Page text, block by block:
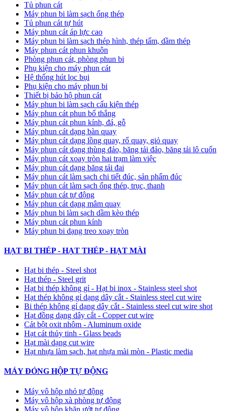
Tủ phun cát
Máy phun bi làm sạch ống thép
Tủ phun cát tự hút
Máy phun cát áp lực cao
Máy phun bi làm sạch thép hình, thép tấm, dầm thép
Máy phun cát phun khuôn
Phòng phun cát, phòng phun bi
Phụ kiện cho máy phun cát
Hệ thống hút lọc bụi
Phụ kiện cho máy phun bi
Thiết bị bảo hộ phun cát
Máy phun bi làm sạch cấu kiện thép
Máy phun cát phun bố thắng
Máy phun cát phun kính, đá, gỗ
Máy phun cát dạng bàn quay
Máy phun cát dạng lồng quay, rổ quay, giỏ quay
Máy phun cát dạng thùng đảo, băng tải đảo, băng tải lô cuốn
Máy phun cát xoay tròn hai trạm làm việc
Máy phun cát dạng băng tải đai
​Máy phun cát làm sạch chi tiết đúc, sản phẩm đúc
Máy phun cát làm sạch ống thép, trục, thanh
Máy phun cát tự động
​Máy phun cát dạng mâm quay
Máy phun bi làm sạch dầm kèo thép
Máy phun cát phun kính
Máy phun bi dạng treo xoay tròn
HẠT BI THÉP - HẠT THÉP - HẠT MÀI
Hạt bi thép - Steel shot
Hạt thép - Steel grit
Hạt bi thép không gỉ - Hạt bi inox - Stainless steel shot
Hạt thép không gỉ dạng dây cắt - Stainless steel cut wire
Bi thép không gỉ dạng dây cắt - Stainless steel cut wire shot
Hạt đồng dạng dây cắt - Copper cut wire
Cát bột oxit nhôm - Aluminum oxide
Hạt cát thủy tinh - Glass beads
Hạt mài dạng cut wire
Hạt nhựa làm sạch, hạt nhựa mài mòn - Plastic media
MÁY ĐÓNG HỘP TỰ ĐỘNG
Máy vô hộp nhỏ tự động
Máy vô hộp xà phòng tự động
Máy vô hộp khăn ướt tự động